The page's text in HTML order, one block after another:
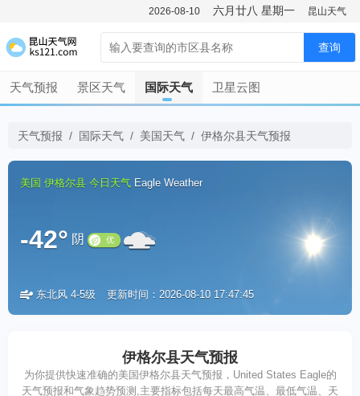
2026-08-10 六月廿八 星期一 昆山天气
查询
天气预报 景区天气 国际天气 卫星云图
天气预报 / 国际天气 / 美国天气 / 伊格尔县天气预报
美国 伊格尔县 今日天气 Eagle Weather
-42° 阴
东北风 4-5级 更新时间：2026-08-10 17:47:45
伊格尔县天气预报
为你提供快速准确的美国伊格尔县天气预报，United States Eagle的
天气预报和气象趋势预测,主要指标包括每天最高气温、最低气温、天